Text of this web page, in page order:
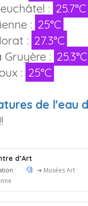
: 25.7°C
: 25°C
: 27.3°C
Gruyère : 25.3°C
: 25°C
de l'eau
d’Art
➔ Musées Art